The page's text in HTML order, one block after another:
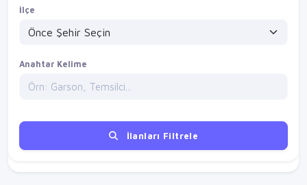
İlçe
Anahtar Kelime
İlanları Filtrele